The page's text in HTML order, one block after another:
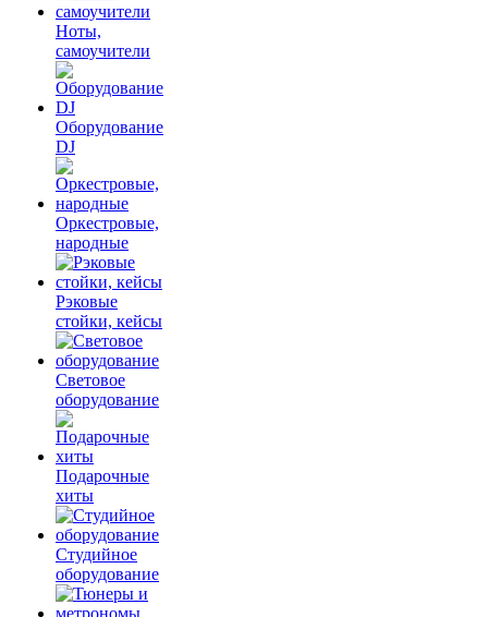
Ноты,
самоучители
Оборудование
DJ
Оркестровые,
народные
Рэковые
стойки, кейсы
Световое
оборудование
Подарочные
хиты
Студийное
оборудование